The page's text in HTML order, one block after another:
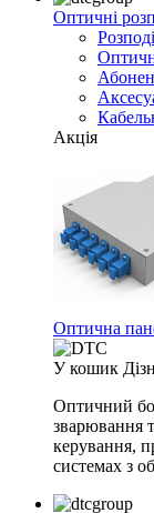
Оптичні
Акція
Оптична
У кошик
Оптичний
зварювання
керування,
системах з